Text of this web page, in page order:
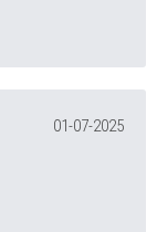
01-07-2025